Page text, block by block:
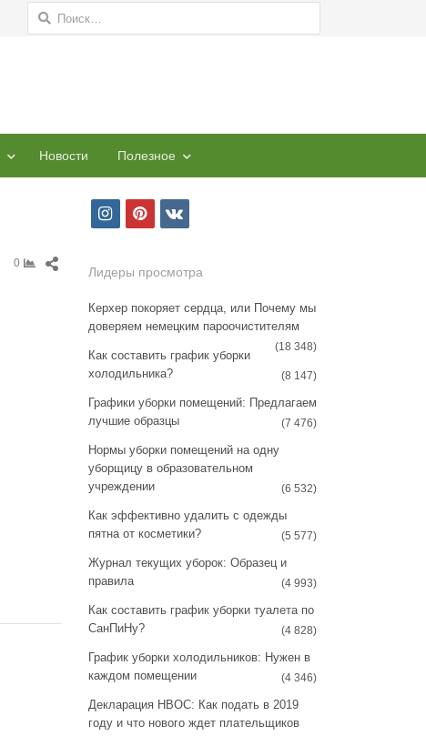
Найти:
Новости Полезное
0
Share
i
s
a
g
a
m
p
n
e
r
s
t
v
Лидеры просмотра
Керхер покоряет сердца, или Почему мы
доверяем немецким пароочистителям
(18 348)
Как составить график уборки
холодильника?
(8 147)
Графики уборки помещений: Предлагаем
лучшие образцы
(7 476)
Нормы уборки помещений на одну
уборщицу в образовательном
учреждении
(6 532)
Как эффективно удалить с одежды
пятна от косметики?
(5 577)
Журнал текущих уборок: Образец и
правила
(4 993)
Как составить график уборки туалета по
СанПиНу?
(4 828)
График уборки холодильников: Нужен в
каждом помещении
(4 346)
Декларация НВОС: Как подать в 2019
году и что нового ждет плательщиков